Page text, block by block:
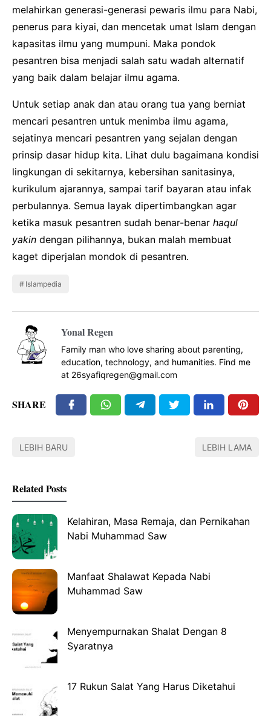
melahirkan generasi-generasi pewaris ilmu para Nabi,
penerus para kiyai, dan mencetak umat Islam dengan
kapasitas ilmu yang mumpuni. Maka pondok
pesantren bisa menjadi salah satu wadah alternatif
yang baik dalam belajar ilmu agama.
Untuk setiap anak dan atau orang tua yang berniat
mencari pesantren untuk menimba ilmu agama,
sejatinya mencari pesantren yang sejalan dengan
prinsip dasar hidup kita. Lihat dulu bagaimana kondisi
lingkungan di sekitarnya, kebersihan sanitasinya,
kurikulum ajarannya, sampai tarif bayaran atau infak
perbulannya. Semua layak dipertimbangkan agar
ketika masuk pesantren sudah benar-benar haqul
yakin dengan pilihannya, bukan malah membuat
kaget diperjalan mondok di pesantren.
Islampedia
Yonal Regen
Family man who love sharing about parenting,
education, technology, and humanities. Find me
at 26syafiqregen@gmail.com
SHARE
LEBIH BARU LEBIH LAMA
Related Posts
Kelahiran, Masa Remaja, dan Pernikahan
Nabi Muhammad Saw
Manfaat Shalawat Kepada Nabi
Muhammad Saw
Menyempurnakan Shalat Dengan 8
Syaratnya
17 Rukun Salat Yang Harus Diketahui